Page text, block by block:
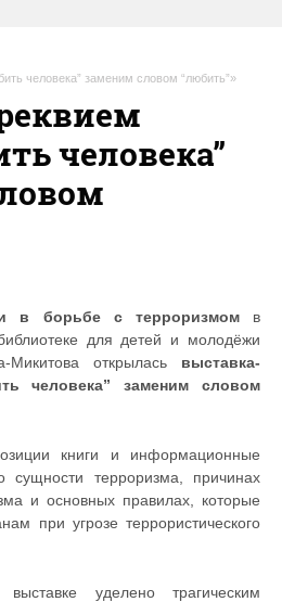
человека” заменим словом “любить”»
человека”
в борьбе с терроризмомв
для детей и молодёжи
открылась выставка-
человека” заменим словом
книги и информационные
сущности терроризма, причинах
и основных правилах, которые
при угрозе террористического
уделено трагическим